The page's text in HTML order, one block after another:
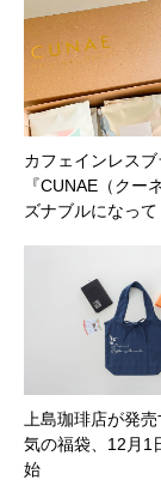
カフェインレスブ
『CUNAE（クー
ズナブルになっ
上島珈琲店が発
気の福袋、12月1
始